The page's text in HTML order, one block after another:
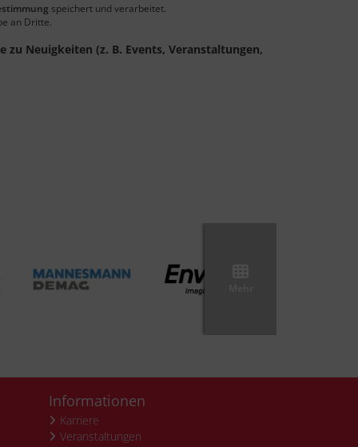
speichert und verarbeitet.
an Dritte.
Neuigkeiten (z. B. Events, Veranstaltungen,
Informationen
Karriere
Veranstaltungen